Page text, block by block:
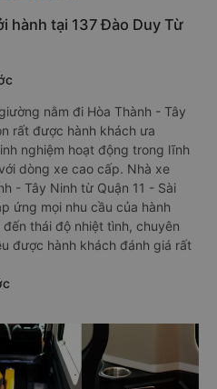
hành tại 137 Đào Duy Từ
nằm đi Hòa Thành - Tây
rất được hành khách ưa
nghiệm hoạt động trong lĩnh
dòng xe cao cấp. Nhà xe
- Tây Ninh từ Quận 11 - Sài
ứng mọi nhu cầu của hành
thái độ nhiệt tình, chuyên
được hành khách đánh giá rất